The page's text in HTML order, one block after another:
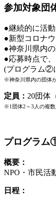
参加対象団
●継続的に活
●新型コロナ
●神奈川県内
●応募時点で
(プログラム②
※神奈川県内の団体
定員： 20団体
※1団体2～3人の複数
プログラム
概要：
NPO・市民活
日程：